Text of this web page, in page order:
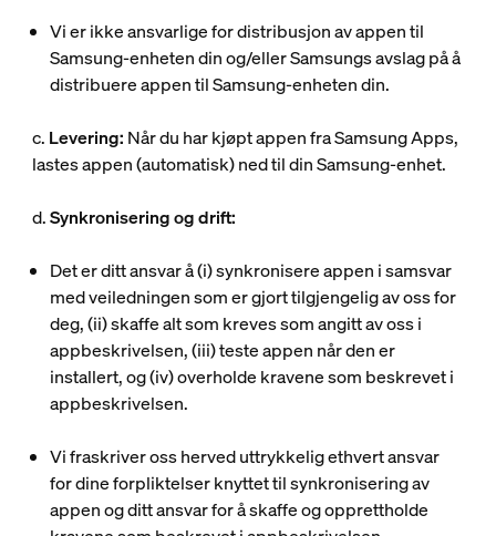
Vi er ikke ansvarlige for distribusjon av appen til
Samsung-enheten din og/eller Samsungs avslag på å
distribuere appen til Samsung-enheten din.
c. Levering: Når du har kjøpt appen fra Samsung Apps,
lastes appen (automatisk) ned til din Samsung-enhet.
d.Synkronisering og drift:
Det er ditt ansvar å (i) synkronisere appen i samsvar
med veiledningen som er gjort tilgjengelig av oss for
deg, (ii) skaffe alt som kreves som angitt av oss i
appbeskrivelsen, (iii) teste appen når den er
installert, og (iv) overholde kravene som beskrevet i
appbeskrivelsen.
Vi fraskriver oss herved uttrykkelig ethvert ansvar
for dine forpliktelser knyttet til synkronisering av
appen og ditt ansvar for å skaffe og opprettholde